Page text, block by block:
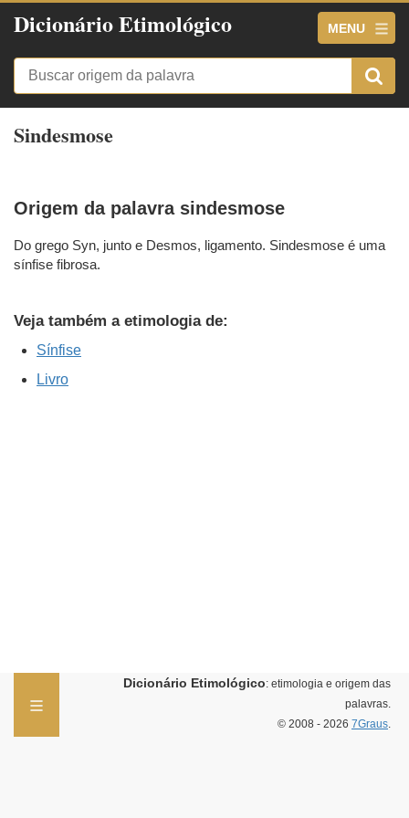
Dicionário Etimológico MENU
Sindesmose
Origem da palavra sindesmose
Do grego Syn, junto e Desmos, ligamento. Sindesmose é uma
sínfise fibrosa.
Veja também a etimologia de:
Sínfise
Livro
Dicionário Etimológico: etimologia e origem das
palavras.
© 2008 - 2026 7Graus.